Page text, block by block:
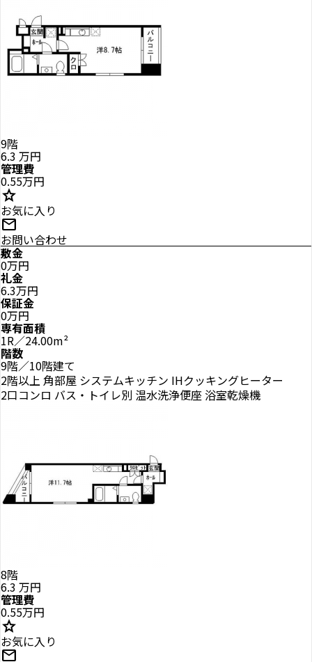
9階
6.3 万円
管理費
0.55万円
star
お気に入り
mail
お問い合わせ
敷金
0万円
礼金
6.3万円
保証金
0万円
専有面積
1R／24.00m²
階数
9階／10階建て
2階以上 角部屋 システムキッチン IHクッキングヒーター
2口コンロ バス・トイレ別 温水洗浄便座 浴室乾燥機
8階
6.3 万円
管理費
0.55万円
star
お気に入り
mail